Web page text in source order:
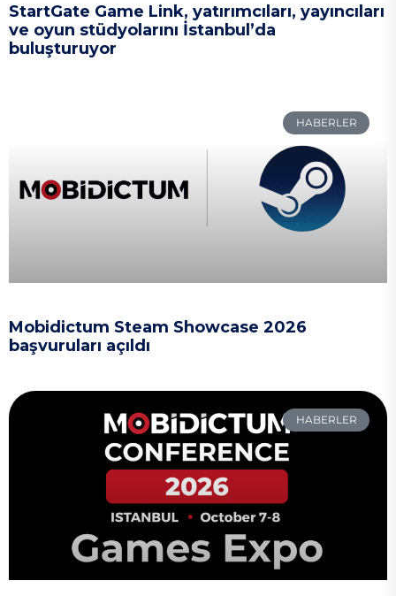
StartGate Game Link, yatırımcıları, yayıncıları
ve oyun stüdyolarını İstanbul’da
buluşturuyor
HABERLER
Mobidictum Steam Showcase 2026
başvuruları açıldı
HABERLER